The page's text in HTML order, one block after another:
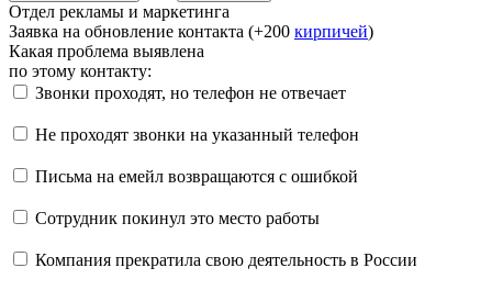
Отдел рекламы и маркетинга
Заявка на обновление контакта (+200 кирпичей)
Какая проблема выявлена
по этому контакту:
Звонки проходят, но телефон не отвечает
Не проходят звонки на указанный телефон
Письма на емейл возвращаются с ошибкой
Сотрудник покинул это место работы
Компания прекратила свою деятельность в России